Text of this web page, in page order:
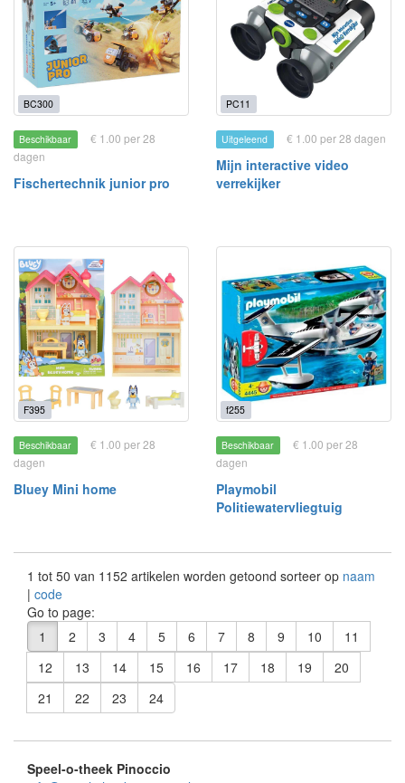
BC300
Beschikbaar
€ 1.00 per 28
dagen
Fischertechnik junior pro
PC11
Uitgeleend € 1.00 per 28 dagen
Mijn interactive video
verrekijker
F395
Beschikbaar
€ 1.00 per 28
dagen
Bluey Mini home
f255
Beschikbaar
€ 1.00 per 28
dagen
Playmobil
Politiewatervliegtuig
1 tot 50 van 1152 artikelen worden getoond sorteer op naam
| code
Go to page:
1
2 3 4 5 6 7 8 9 10
11
12
13 14 15 16 17 18 19
20
21
22 23 24
Speel-o-theek Pinoccio